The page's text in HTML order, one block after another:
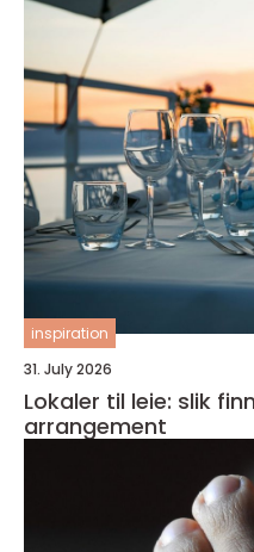
inspiration
31. July 2026
Lokaler til leie: slik
arrangement